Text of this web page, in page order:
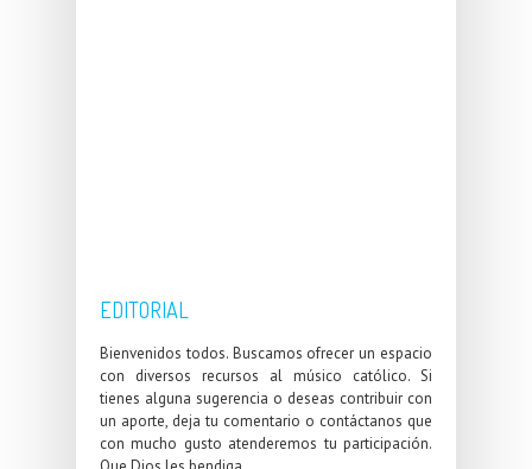
EDITORIAL
Bienvenidos todos. Buscamos ofrecer un espacio
con diversos recursos al músico católico. Si
tienes alguna sugerencia o deseas contribuir con
un aporte, deja tu comentario o contáctanos que
con mucho gusto atenderemos tu participación.